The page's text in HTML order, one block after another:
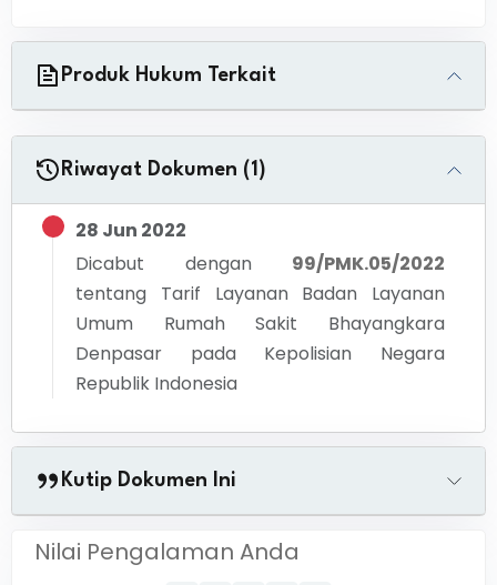
Produk Hukum Terkait
Riwayat Dokumen (1)
28 Jun 2022
Dicabut dengan
99/PMK.05/2022
tentang Tarif Layanan Badan Layanan
Umum Rumah Sakit Bhayangkara
Denpasar pada Kepolisian Negara
Republik Indonesia
Kutip Dokumen Ini
Nilai Pengalaman Anda